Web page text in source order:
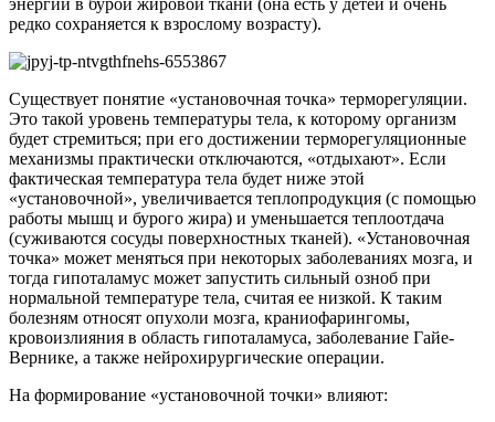
энергии в бурой жировой ткани (она есть у детей и очень
редко сохраняется к взрослому возрасту).
Существует понятие «установочная точка» терморегуляции.
Это такой уровень температуры тела, к которому организм
будет стремиться; при его достижении терморегуляционные
механизмы практически отключаются, «отдыхают». Если
фактическая температура тела будет ниже этой
«установочной», увеличивается теплопродукция (с помощью
работы мышц и бурого жира) и уменьшается теплоотдача
(суживаются сосуды поверхностных тканей). «Установочная
точка» может меняться при некоторых заболеваниях мозга, и
тогда гипоталамус может запустить сильный озноб при
нормальной температуре тела, считая ее низкой. К таким
болезням относят опухоли мозга, краниофарингомы,
кровоизлияния в область гипоталамуса, заболевание Гайе-
Вернике, а также нейрохирургические операции.
На формирование «установочной точки» влияют: